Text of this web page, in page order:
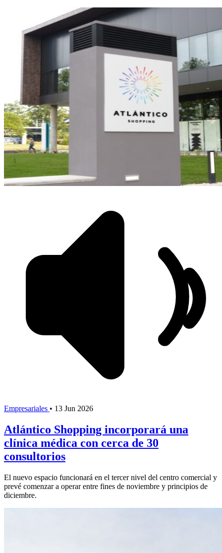
Empresariales • 13 Jun 2026
Atlántico Shopping incorporará una
clínica médica con cerca de 30
consultorios
El nuevo espacio funcionará en el tercer nivel del centro comercial y
prevé comenzar a operar entre fines de noviembre y principios de
diciembre.